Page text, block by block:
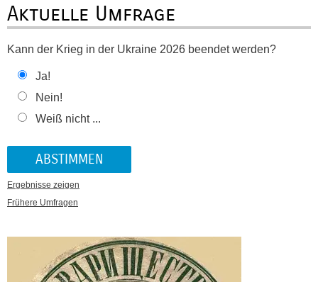
Aktuelle Umfrage
Kann der Krieg in der Ukraine 2026 beendet werden?
Ja!
Nein!
Weiß nicht ...
Ergebnisse zeigen
Frühere Umfragen